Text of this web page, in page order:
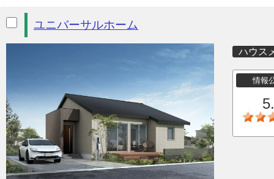
ユニバーサルホーム
ハウス
情報